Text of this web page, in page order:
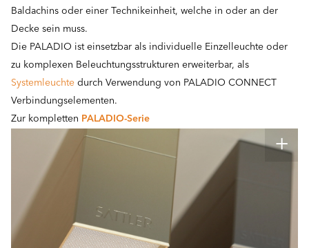
Baldachins oder einer Technikeinheit, welche in oder an der
Decke sein muss.
Die PALADIO ist einsetzbar als individuelle Einzelleuchte oder
zu komplexen Beleuchtungsstrukturen erweiterbar, als
Systemleuchte durch Verwendung von PALADIO CONNECT
Verbindungselementen.
Zur kompletten PALADIO-Serie